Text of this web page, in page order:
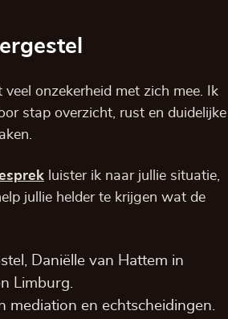
veel onzekerheid met zich mee. Ik
stap overzicht, rust en duidelijke
luister ik naar jullie situatie,
jullie helder te krijgen wat de
Daniëlle van Hattem in
Limburg
mediation en echtscheidingen.